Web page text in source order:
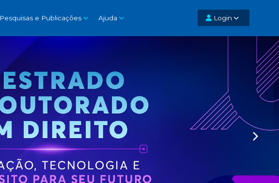
Pesquisas e Publicações Ajuda Login